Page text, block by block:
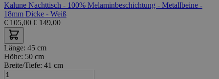
Kalune Nachttisch - 100% Melaminbeschichtung - Metallbeine -
18mm Dicke - Weiß
€ 105,00 € 149,00
Länge: 45 cm
Höhe: 50 cm
Breite/Tiefe: 41 cm